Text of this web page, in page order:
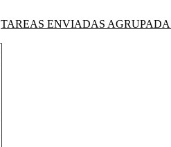
TAREAS ENVIADAS